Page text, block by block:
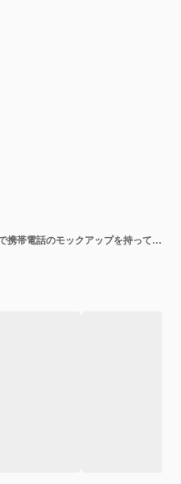
女性の手がクレジットカードで携帯電話のモックアップを持っています。